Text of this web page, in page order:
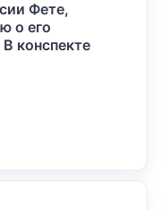
Фете,
о его
конспекте